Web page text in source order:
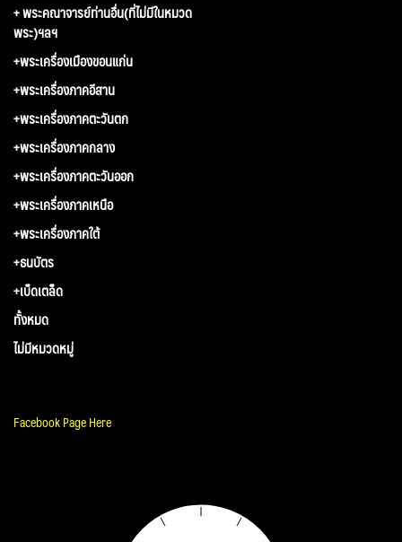
+ พระคณาจารย์ท่านอื่น(ที่ไม่มีในหมวด
พระ)ฯลฯ
+พระเครื่องเมืองขอนแก่น
+พระเครื่องภาคอีสาน
+พระเครื่องภาคตะวันตก
+พระเครื่องภาคกลาง
+พระเครื่องภาคตะวันออก
+พระเครื่องภาคเหนือ
+พระเครื่องภาคใต้
+ธนบัตร
+เบ็ดเตล็ด
ทั้งหมด
ไม่มีหมวดหมู่
Facebook Page Here